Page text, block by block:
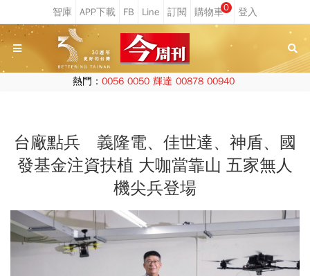
0
熱門： 0056 0050 輝達 00878 00940
台廠點兵 義隆電、佳世達、神盾、國
發基金注資扶植 大咖當靠山 五家無人
機尖兵登場